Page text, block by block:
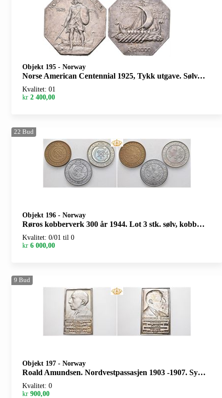
Objekt 195 - Norway
Norse American Centennial 1925, Tykk utgave. Sølv. 30 mm
Kvalitet: 01
kr 2 400,00
22 Bud
Objekt 196 - Norway
Røros kobberverk 300 år 1944. Lot 3 stk. sølv, kobber og zink. 31 mm
Kvalitet: 0/01 til 0
kr 6 000,00
9 Bud
Objekt 197 - Norway
Roald Amundsen. Nordvestpassasjen 1903 -1907. Sydpolen 1910-1912. Nordøstpassasjen 1918-1920. Nordpolen 1926. Plakett. Rui. Forsølvet. 47x77 mm
Kvalitet: 0
kr 900,00